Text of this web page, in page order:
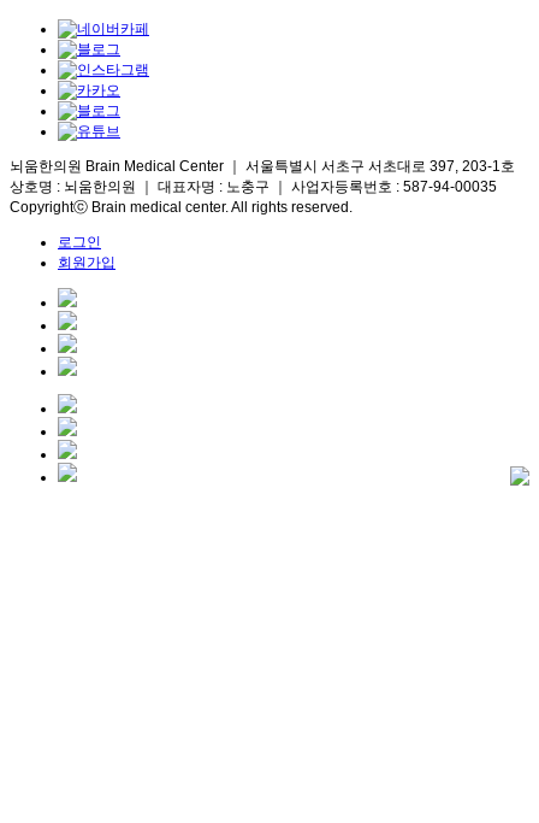
뇌움한의원 Brain Medical Center ｜ 서울특별시 서초구 서초대로 397, 203-1호
상호명 : 뇌움한의원 ｜ 대표자명 : 노충구 ｜ 사업자등록번호 : 587-94-00035
Copyrightⓒ Brain medical center. All rights reserved.
로그인
회원가입